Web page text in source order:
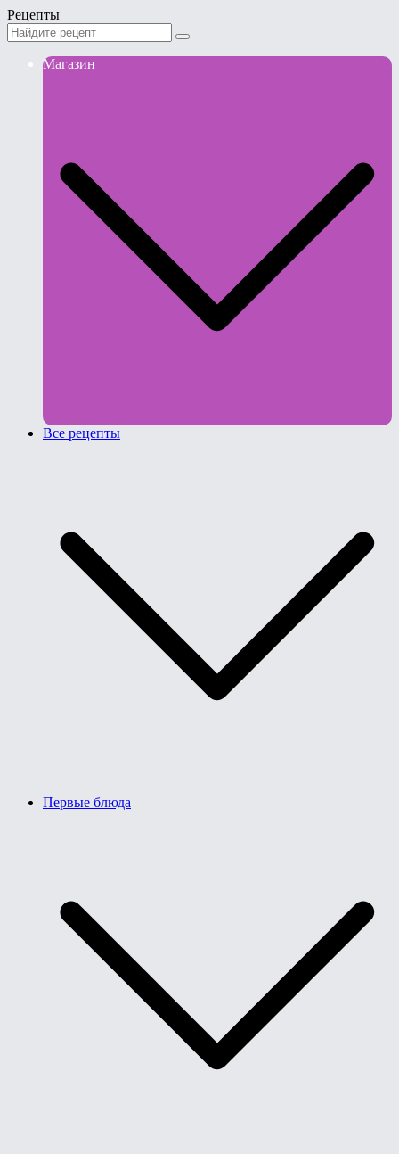
Рецепты
Магазин
Все рецепты
Первые блюда